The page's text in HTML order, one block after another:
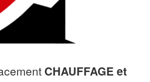
CHAUFFAGE et